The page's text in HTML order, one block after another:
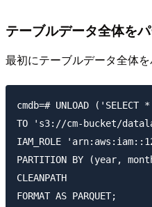
テーブルデータ全体を
最初にテーブルデータ全体
cmdb=# UNLOAD
TO 's3://cm-bucket/
IAM_ROLE
PARTITION BY (year,
CLEANPATH
FORMAT AS PARQUET;